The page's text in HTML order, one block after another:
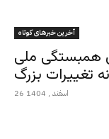
آخرین خبرهای کوتاه
همبستگی ملی
تغییرات بزرگ
26 اسفند , 1404